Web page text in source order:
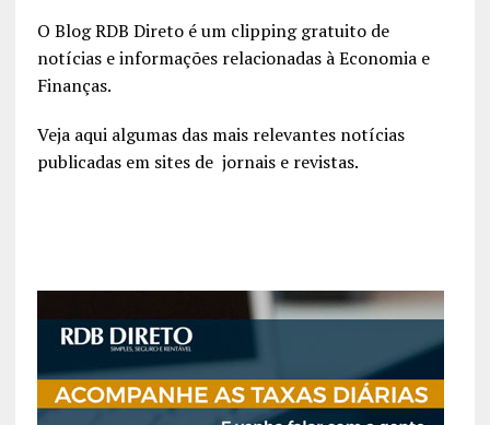
O Blog RDB Direto é um clipping gratuito de
notícias e informações relacionadas à Economia e
Finanças.
Veja aqui algumas das mais relevantes notícias
publicadas em sites de jornais e revistas.